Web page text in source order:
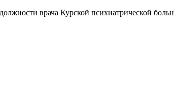
врача Курской психиатрической